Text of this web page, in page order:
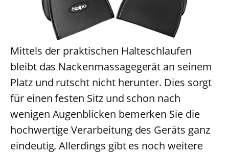
Mittels der praktischen Halteschlaufen
bleibt das Nackenmassagegerät an seinem
Platz und rutscht nicht herunter. Dies sorgt
für einen festen Sitz und schon nach
wenigen Augenblicken bemerken Sie die
hochwertige Verarbeitung des Geräts ganz
eindeutig. Allerdings gibt es noch weitere